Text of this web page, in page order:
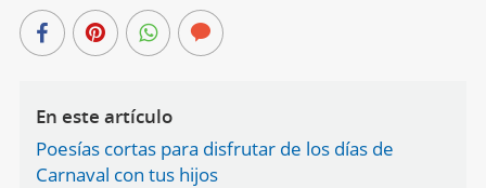
En este artículo
Poesías cortas para disfrutar de los días de
Carnaval con tus hijos